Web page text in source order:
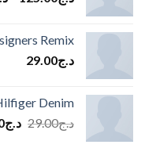
Remix
د.ج29.00
Denim
د.ج29.00 د.ج